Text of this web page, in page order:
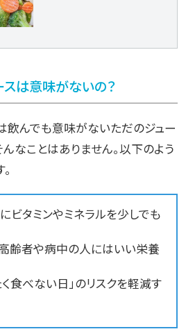
スは意味がないの？
飲んでも意味がないただのジュー
んなことはありません。以下のよう
ビタミンやミネラルを少しでも
齢者や病中の人にはいい栄養
く食べない日」のリスクを軽減す